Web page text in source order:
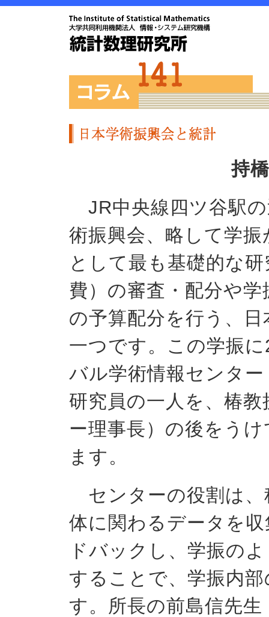
持
JR中央線四ツ谷駅
術振興会、略して学
として最も基礎的な
費）の審査・配分や
の予算配分を行う、
一つです。この学振
バル学術情報センタ
研究員の一人を、椿
ー理事長）の後をう
ます。
センターの役割は、
体に関わるデータを
ドバックし、学振の
することで、学振内
す。所長の前島信先